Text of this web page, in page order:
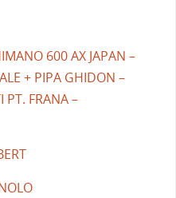
600 AX JAPAN –
+ PIPA GHIDON –
PT. FRANA –